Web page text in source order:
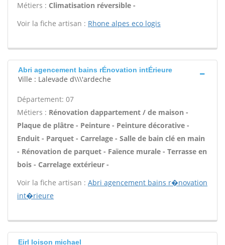
Métiers : Climatisation réversible -
Voir la fiche artisan : Rhone alpes eco logis
Abri agencement bains rÉnovation intÉrieure
Ville : Lalevade d\\\'ardeche
Département: 07
Métiers : Rénovation dappartement / de maison -
Plaque de plâtre - Peinture - Peinture décorative -
Enduit - Parquet - Carrelage - Salle de bain clé en main
- Rénovation de parquet - Faïence murale - Terrasse en
bois - Carrelage extérieur -
Voir la fiche artisan : Abri agencement bains r�novation
int�rieure
Eirl loison michael